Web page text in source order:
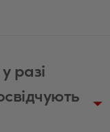
разі